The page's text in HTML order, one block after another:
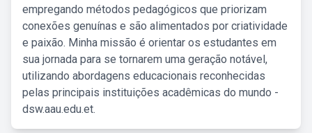
empregando métodos pedagógicos que priorizam
conexões genuínas e são alimentados por criatividade
e paixão. Minha missão é orientar os estudantes em
sua jornada para se tornarem uma geração notável,
utilizando abordagens educacionais reconhecidas
pelas principais instituições acadêmicas do mundo -
dsw.aau.edu.et.